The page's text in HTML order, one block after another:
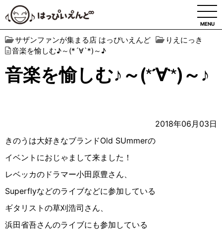
MENU
サザンファンが集まる店 はっぴいえんど
りえにっき
音楽を愉しむ♪︎～(*´∀︎`*)～♪︎
音楽を愉しむ♪︎～(*´∀︎`*)～♪︎
2018年06月03日
きのうは大好きなブランドOld SUmmerの
イベントにおじゃまして来ました！
レベッカのドラマー小田原豊さん、
Superflyなどのライブなどに参加している
ギタリストの草刈浩司さん、
浜田省吾さんのライブにも参加している